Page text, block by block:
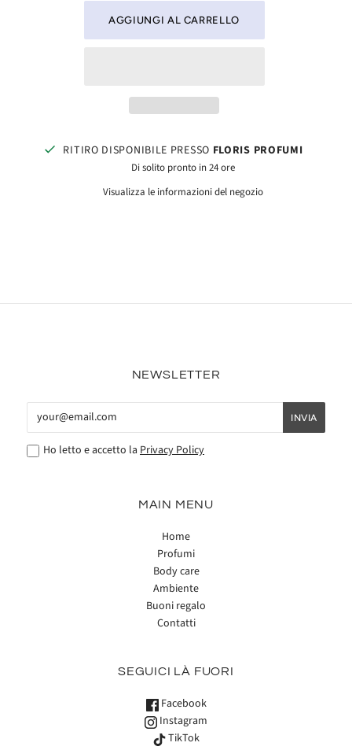
RITIRO DISPONIBILE PRESSO FLORIS PROFUMI
Di solito pronto in 24 ore
Visualizza le informazioni del negozio
NEWSLETTER
Ho letto e accetto la Privacy Policy
MAIN MENU
Home
Profumi
Body care
Ambiente
Buoni regalo
Contatti
SEGUICI LÀ FUORI
Facebook
Instagram
TikTok